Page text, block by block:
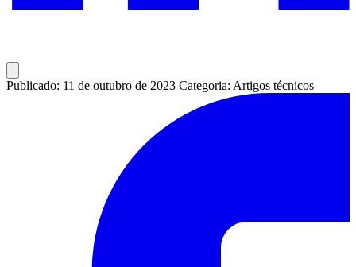
Publicado: 11 de outubro de 2023 Categoria: Artigos técnicos